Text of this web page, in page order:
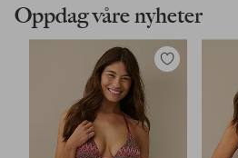
Oppdag våre nyheter
Legg